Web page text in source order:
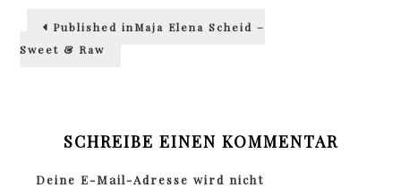
Beitragsnavigation
Published inMaja Elena Scheid –
Sweet & Raw
SCHREIBE EINEN KOMMENTAR
Deine E-Mail-Adresse wird nicht